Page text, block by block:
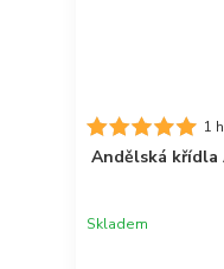
1
Andělská křídla
Skladem